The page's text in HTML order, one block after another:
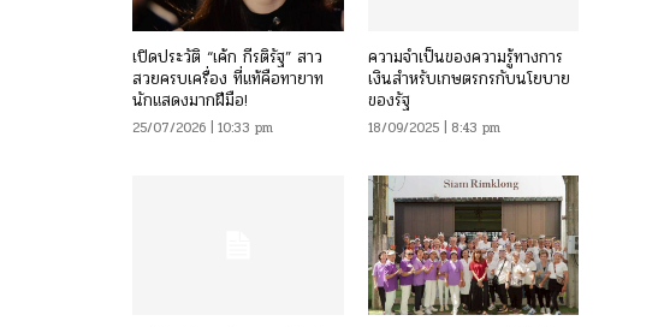
เปิดประวัติ “เค้ก กีรติรัฐ” สาว
สวยครบเครื่อง ที่แท้คือทายาท
นักแสดงมากฝีมือ!
25/07/2026 | 10:33 pm
ความจำเป็นของความรู้ทางการ
เงินสำหรับเกษตรกรกับนโยบาย
ของรัฐ
18/09/2025 | 8:43 pm